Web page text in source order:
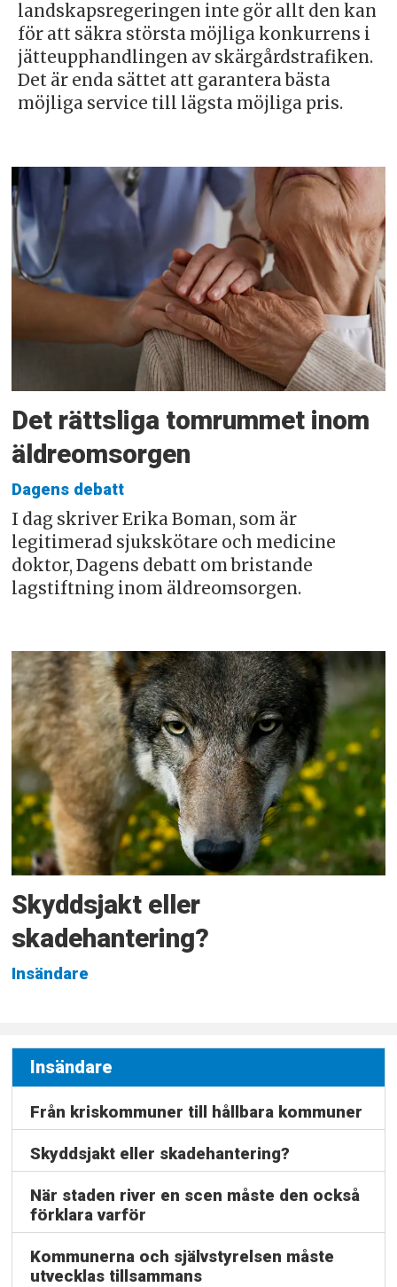
landskapsregeringen inte gör allt den kan
för att säkra största möjliga konkurrens i
jätteupphandlingen av skärgårdstrafiken.
Det är enda sättet att garantera bästa
möjliga service till lägsta möjliga pris.
Det rättsliga tomrummet inom
äldreomsorgen
Dagens debatt
I dag skriver Erika Boman, som är
legitimerad sjukskötare och medicine
doktor, Dagens debatt om bristande
lagstiftning inom äldreomsorgen.
Skyddsjakt eller
skadehantering?
Insändare
Insändare
Från kriskommuner till hållbara kommuner
Skyddsjakt eller skadehantering?
När staden river en scen måste den också
förklara varför
Kommunerna och självstyrelsen måste
utvecklas tillsammans